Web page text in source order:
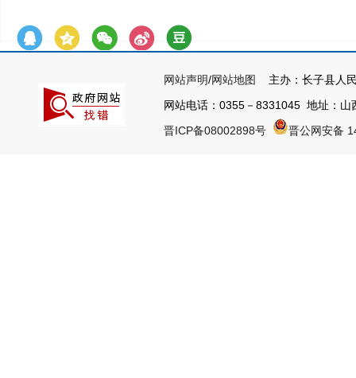
网站声明/网站地图
主办：长子县人
网站电话：0355－8331045 地址：
晋ICP备08002898号
晋公网安备